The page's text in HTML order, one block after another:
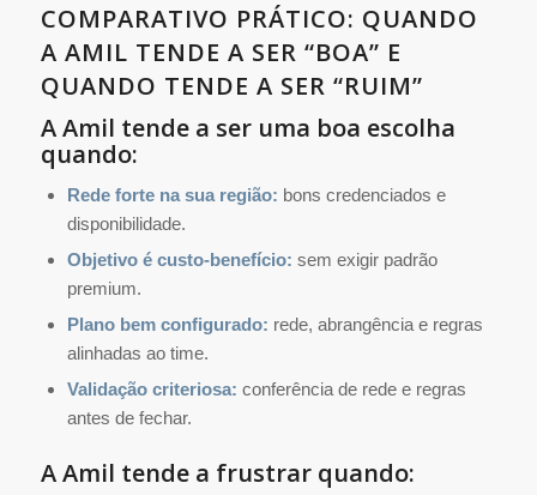
COMPARATIVO PRÁTICO: QUANDO
A AMIL TENDE A SER “BOA” E
QUANDO TENDE A SER “RUIM”
A Amil tende a ser uma boa escolha
quando:
Rede forte na sua região: bons credenciados e
disponibilidade.
Objetivo é custo-benefício: sem exigir padrão
premium.
Plano bem configurado: rede, abrangência e regras
alinhadas ao time.
Validação criteriosa: conferência de rede e regras
antes de fechar.
A Amil tende a frustrar quando: